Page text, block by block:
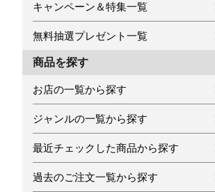
キャンペーン＆特集一覧
無料抽選プレゼント一覧
商品を探す
お店の一覧から探す
ジャンルの一覧から探す
最近チェックした商品から探す
過去のご注文一覧から探す